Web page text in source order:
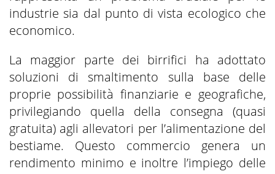
industrie sia dal punto di vista ecologico che
economico.
La maggior parte dei birrifici ha adottato
soluzioni di smaltimento sulla base delle
proprie possibilità finanziarie e geografiche,
privilegiando quella della consegna (quasi
gratuita) agli allevatori per l’alimentazione del
bestiame. Questo commercio genera un
rendimento minimo e inoltre l’impiego delle